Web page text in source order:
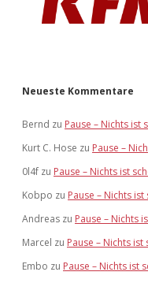
Neueste Kommentare
Bernd zu Pause – Nichts ist
Kurt C. Hose zu Pause –
0l4f zu Pause – Nichts ist
Kobpo zu Pause – Nichts
Andreas zu Pause – Nichts
Marcel zu Pause – Nichts
Embo zu Pause – Nichts ist